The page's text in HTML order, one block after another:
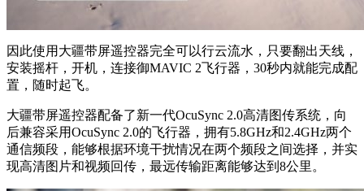
因此使用大疆带屏遥控器完全可以行云流水，只要翻出天线，
安装摇杆，开机，连接御MAVIC 2飞行器，30秒内就能完成配
置，随时起飞。
大疆带屏遥控器配备了新一代OcuSync 2.0高清图传系统，向
后兼容采用OcuSync 2.0的飞行器，拥有5.8GHz和2.4GHz两个
通信频段，能够根据环境干扰情况在两个频段之间选择，并实
现高清图片和视频回传，最远传输距离能够达到8公里。